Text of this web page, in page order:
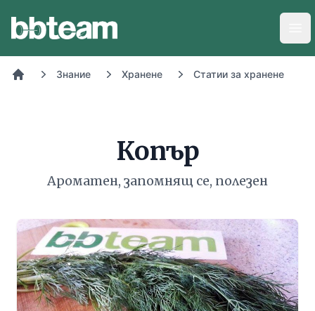
Знание Хранене Статии за хранене
Копър
Ароматен, запомнящ се, полезен